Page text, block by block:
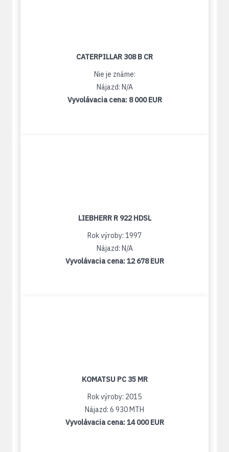
CATERPILLAR 308 B CR
Nie je známe:
Nájazd: N/A
Vyvolávacia cena: 8 000 EUR
LIEBHERR R 922 HDSL
Rok výroby: 1997
Nájazd: N/A
Vyvolávacia cena:12 678 EUR
KOMATSU PC 35 MR
Rok výroby: 2015
Nájazd: 6 930 MTH
Vyvolávacia cena:14 000 EUR